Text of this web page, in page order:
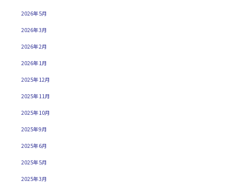
2026年5月
2026年3月
2026年2月
2026年1月
2025年12月
2025年11月
2025年10月
2025年9月
2025年6月
2025年5月
2025年3月